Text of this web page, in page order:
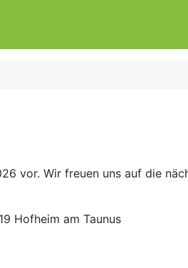
vor. Wir freuen uns auf die
Hofheim am Taunus